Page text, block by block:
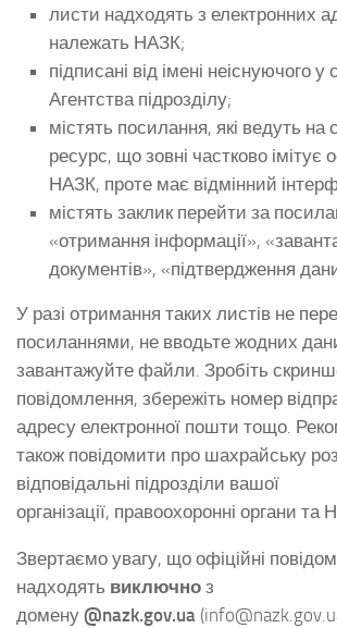
листи надходять з електронних
належать НАЗК;
підписані від імені неіснуючого у
Агентства підрозділу;
містять посилання, які ведуть на
ресурс, що зовні частково імітує
НАЗК, проте має відмінний
містять заклик перейти за
«отримання інформації»,
документів», «підтвердження
У разі отримання таких листів не
посиланнями, не вводьте жодних
завантажуйте файли. Зробіть
повідомлення, збережіть номер
адресу електронної пошти тощо.
також повідомити про шахрайську
відповідальні підрозділи вашої
організації, правоохоронні органи та
Звертаємо увагу, що офіційні
надходять виключно з
домену @nazk.gov.ua